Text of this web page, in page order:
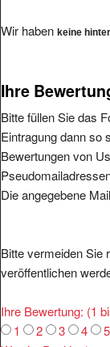
Wir haben keine
Ihre
Bitte füllen Sie das
Eintragung dann so
Bewertungen von
Die angegebene
Bitte vermeiden Sie
veröffentlichen
Ihre Bewertung: (1
1
2 3 4
5